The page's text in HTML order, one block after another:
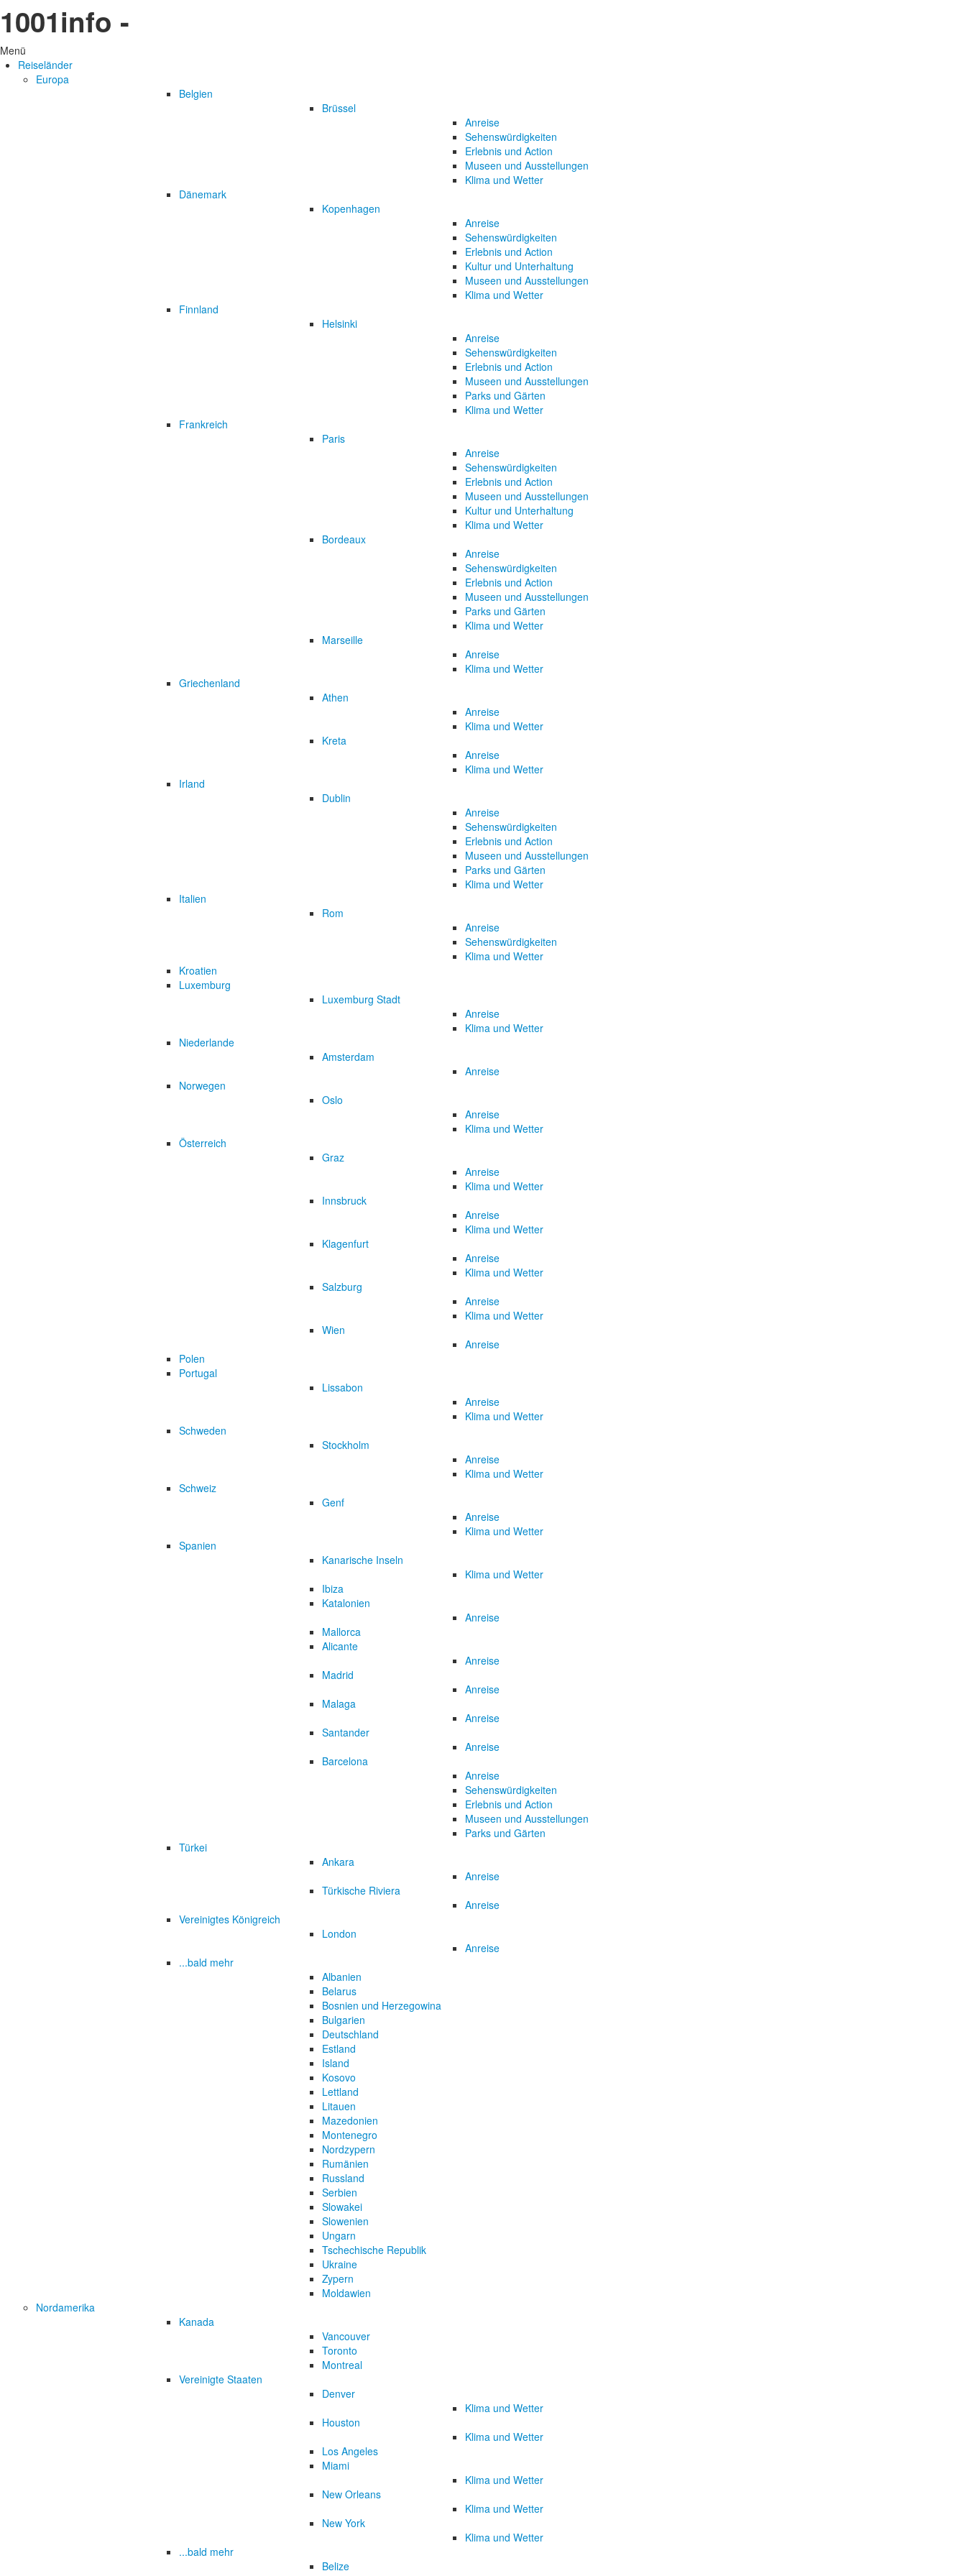
1001info -
Menü
Reiseländer
Europa
Belgien
Brüssel
Anreise
Sehenswürdigkeiten
Erlebnis und Action
Museen und Ausstellungen
Klima und Wetter
Dänemark
Kopenhagen
Anreise
Sehenswürdigkeiten
Erlebnis und Action
Kultur und Unterhaltung
Museen und Ausstellungen
Klima und Wetter
Finnland
Helsinki
Anreise
Sehenswürdigkeiten
Erlebnis und Action
Museen und Ausstellungen
Parks und Gärten
Klima und Wetter
Frankreich
Paris
Anreise
Sehenswürdigkeiten
Erlebnis und Action
Museen und Ausstellungen
Kultur und Unterhaltung
Klima und Wetter
Bordeaux
Anreise
Sehenswürdigkeiten
Erlebnis und Action
Museen und Ausstellungen
Parks und Gärten
Klima und Wetter
Marseille
Anreise
Klima und Wetter
Griechenland
Athen
Anreise
Klima und Wetter
Kreta
Anreise
Klima und Wetter
Irland
Dublin
Anreise
Sehenswürdigkeiten
Erlebnis und Action
Museen und Ausstellungen
Parks und Gärten
Klima und Wetter
Italien
Rom
Anreise
Sehenswürdigkeiten
Klima und Wetter
Kroatien
Luxemburg
Luxemburg Stadt
Anreise
Klima und Wetter
Niederlande
Amsterdam
Anreise
Norwegen
Oslo
Anreise
Klima und Wetter
Österreich
Graz
Anreise
Klima und Wetter
Innsbruck
Anreise
Klima und Wetter
Klagenfurt
Anreise
Klima und Wetter
Salzburg
Anreise
Klima und Wetter
Wien
Anreise
Polen
Portugal
Lissabon
Anreise
Klima und Wetter
Schweden
Stockholm
Anreise
Klima und Wetter
Schweiz
Genf
Anreise
Klima und Wetter
Spanien
Kanarische Inseln
Klima und Wetter
Ibiza
Katalonien
Anreise
Mallorca
Alicante
Anreise
Madrid
Anreise
Malaga
Anreise
Santander
Anreise
Barcelona
Anreise
Sehenswürdigkeiten
Erlebnis und Action
Museen und Ausstellungen
Parks und Gärten
Türkei
Ankara
Anreise
Türkische Riviera
Anreise
Vereinigtes Königreich
London
Anreise
...bald mehr
Albanien
Belarus
Bosnien und Herzegowina
Bulgarien
Deutschland
Estland
Island
Kosovo
Lettland
Litauen
Mazedonien
Montenegro
Nordzypern
Rumänien
Russland
Serbien
Slowakei
Slowenien
Ungarn
Tschechische Republik
Ukraine
Zypern
Moldawien
Nordamerika
Kanada
Vancouver
Toronto
Montreal
Vereinigte Staaten
Denver
Klima und Wetter
Houston
Klima und Wetter
Los Angeles
Miami
Klima und Wetter
New Orleans
Klima und Wetter
New York
Klima und Wetter
...bald mehr
Belize